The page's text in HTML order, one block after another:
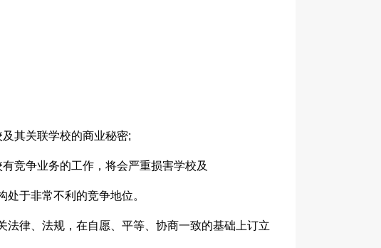
其关联学校的商业秘密;
竞争业务的工作，将会严重损害学校及
于非常不利的竞争地位。
法律、法规，在自愿、平等、协商一致的基础上订立